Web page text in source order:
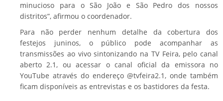
minucioso para o São João e São Pedro dos nossos
distritos”, afirmou o coordenador.
Para não perder nenhum detalhe da cobertura dos
festejos juninos, o público pode acompanhar as
transmissões ao vivo sintonizando na TV Feira, pelo canal
aberto 2.1, ou acessar o canal oficial da emissora no
YouTube através do endereço @tvfeira2.1, onde também
ficam disponíveis as entrevistas e os bastidores da festa.